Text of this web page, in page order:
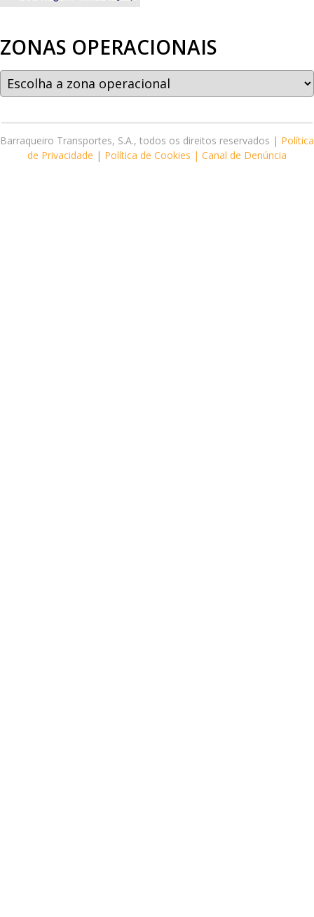
ZONAS OPERACIONAIS
Barraqueiro Transportes, S.A., todos os direitos reservados | Política
de Privacidade | Política de Cookies | Canal de Denúncia